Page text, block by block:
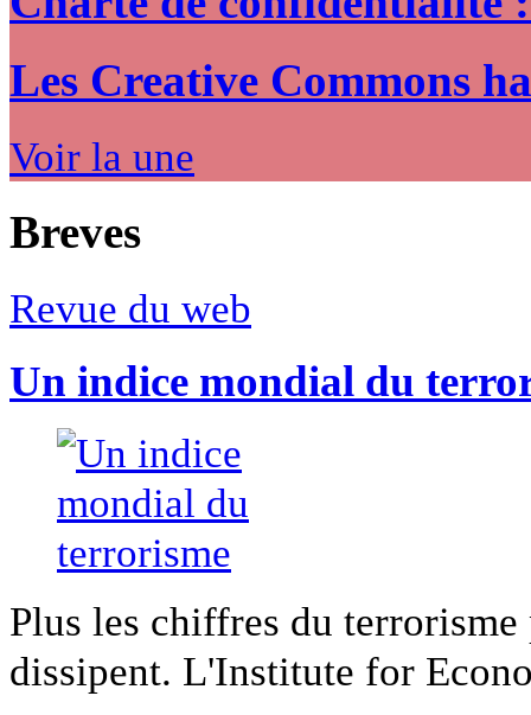
Les Creative Commons
Voir la une
Breves
Revue du web
Un indice mondial du
Plus les chiffres du
dissipent. L'Institute for